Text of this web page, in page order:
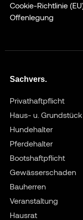
Cookie-Richtlinie
Offenlegung
Sachvers.
Privathaftpflicht
Haus- u. Grundstück
Hundehalter
Pferdehalter
Bootshaftpflicht
Gewässerschaden
Bauherren
Veranstaltung
Hausrat